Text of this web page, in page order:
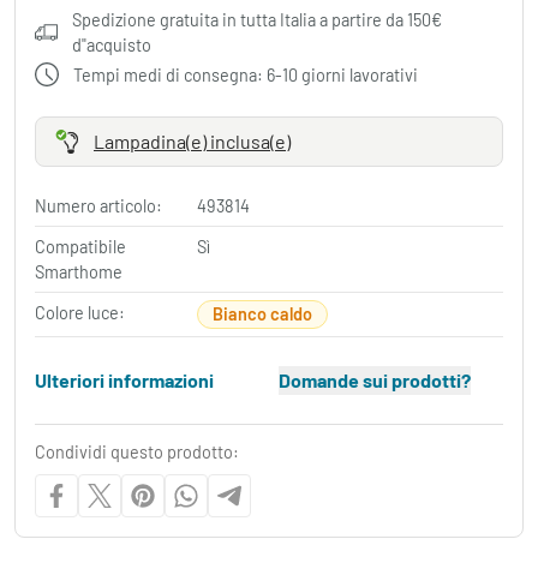
Spedizione gratuita in tutta Italia a partire da 150€
d"acquisto
Tempi medi di consegna: 6-10 giorni lavorativi
Lampadina(e) inclusa(e)
Numero articolo:
493814
Compatibile
Smarthome
Sì
Colore luce: Bianco caldo
Ulteriori informazioni Domande sui prodotti?
Condividi questo prodotto: